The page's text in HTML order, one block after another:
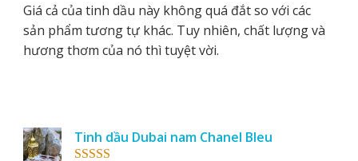
Giá cả của tinh dầu này không quá đắt so với các
sản phẩm tương tự khác. Tuy nhiên, chất lượng và
hương thơm của nó thì tuyệt vời.
Tinh dầu Dubai nam Chanel Bleu